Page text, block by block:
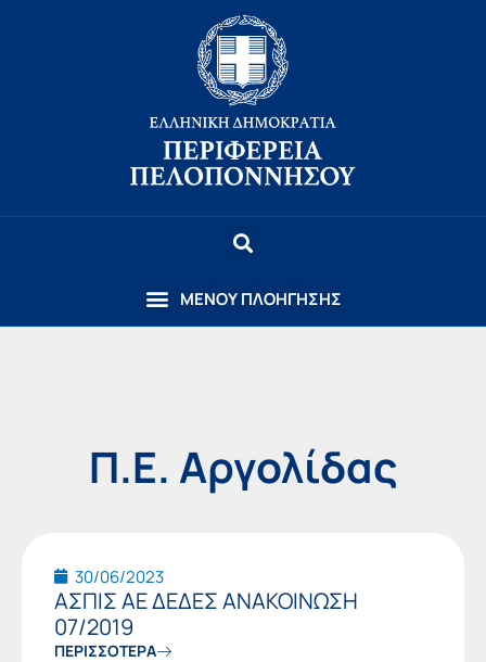
Π.Ε. Αργολίδας
30/06/2023
ΑΣΠΙΣ ΑΕ ΔΕΔΕΣ ΑΝΑΚΟΙΝΩΣΗ
07/2019
ΠΕΡΙΣΣΟΤΕΡΑ